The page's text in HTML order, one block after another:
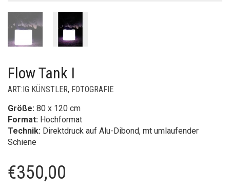
Flow Tank I
ART:IG KÜNSTLER, FOTOGRAFIE
Größe: 80 x 120 cm
Format: Hochformat
Technik: Direktdruck auf Alu-Dibond, mt umlaufender
Schiene
€350,00